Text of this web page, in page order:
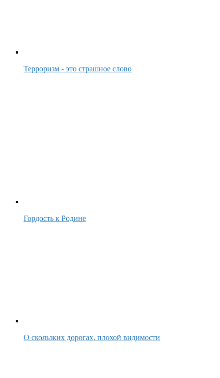
Терроризм - это страшное слово
Гордость к Родине
О скользких дорогах, плохой видимости